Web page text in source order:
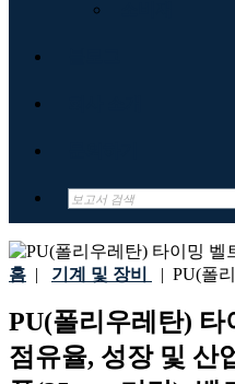
홈 | 기계 및 장비 | PU(폴
PU(폴리우레탄) 타
점유율, 성장 및 산